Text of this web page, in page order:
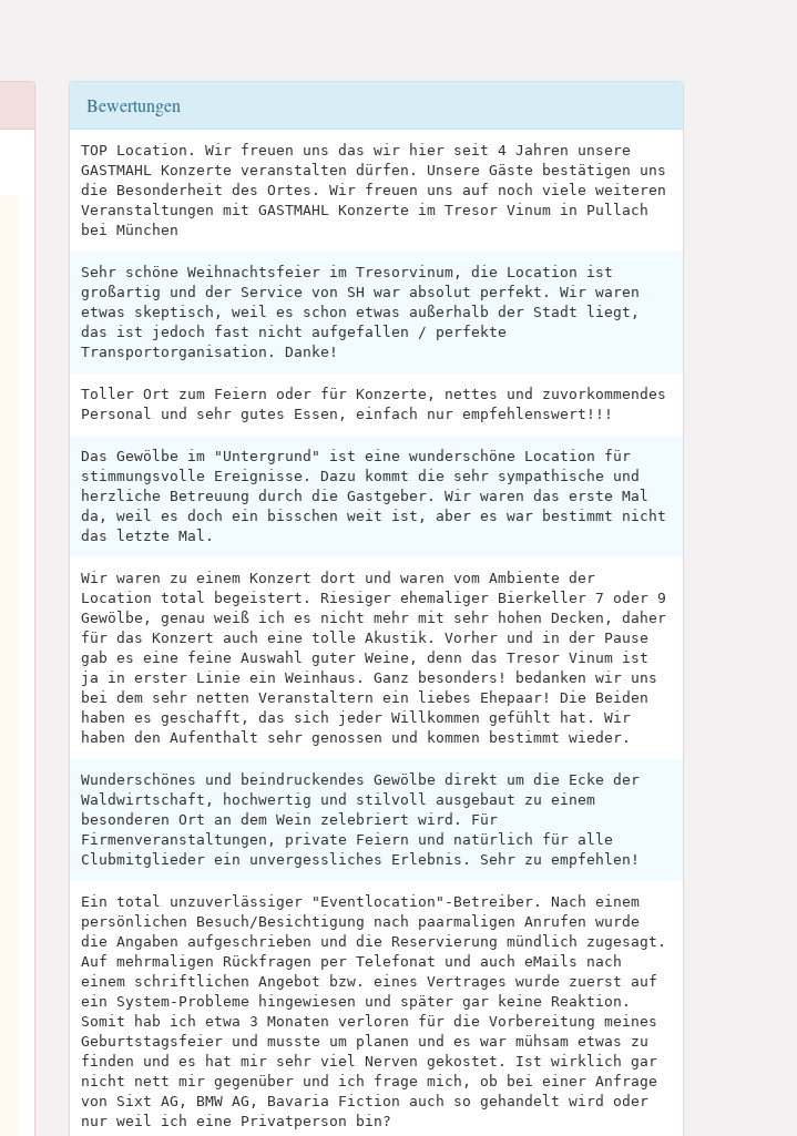
Bewertungen
TOP Location. Wir freuen uns das wir hier seit 4 Jahren unsere
GASTMAHL Konzerte veranstalten dürfen. Unsere Gäste bestätigen uns
die Besonderheit des Ortes. Wir freuen uns auf noch viele weiteren
Veranstaltungen mit GASTMAHL Konzerte im Tresor Vinum in Pullach
bei München
Sehr schöne Weihnachtsfeier im Tresorvinum, die Location ist
großartig und der Service von SH war absolut perfekt. Wir waren
etwas skeptisch, weil es schon etwas außerhalb der Stadt liegt,
das ist jedoch fast nicht aufgefallen / perfekte
Transportorganisation. Danke!
Toller Ort zum Feiern oder für Konzerte, nettes und zuvorkommendes
Personal und sehr gutes Essen, einfach nur empfehlenswert!!!
Das Gewölbe im "Untergrund" ist eine wunderschöne Location für
stimmungsvolle Ereignisse. Dazu kommt die sehr sympathische und
herzliche Betreuung durch die Gastgeber. Wir waren das erste Mal
da, weil es doch ein bisschen weit ist, aber es war bestimmt nicht
das letzte Mal.
Wir waren zu einem Konzert dort und waren vom Ambiente der
Location total begeistert. Riesiger ehemaliger Bierkeller 7 oder 9
Gewölbe, genau weiß ich es nicht mehr mit sehr hohen Decken, daher
für das Konzert auch eine tolle Akustik. Vorher und in der Pause
gab es eine feine Auswahl guter Weine, denn das Tresor Vinum ist
ja in erster Linie ein Weinhaus. Ganz besonders! bedanken wir uns
bei dem sehr netten Veranstaltern ein liebes Ehepaar! Die Beiden
haben es geschafft, das sich jeder Willkommen gefühlt hat. Wir
haben den Aufenthalt sehr genossen und kommen bestimmt wieder.
Wunderschönes und beindruckendes Gewölbe direkt um die Ecke der
Waldwirtschaft, hochwertig und stilvoll ausgebaut zu einem
besonderen Ort an dem Wein zelebriert wird. Für
Firmenveranstaltungen, private Feiern und natürlich für alle
Clubmitglieder ein unvergessliches Erlebnis. Sehr zu empfehlen!
Ein total unzuverlässiger "Eventlocation"-Betreiber. Nach einem
persönlichen Besuch/Besichtigung nach paarmaligen Anrufen wurde
die Angaben aufgeschrieben und die Reservierung mündlich zugesagt.
Auf mehrmaligen Rückfragen per Telefonat und auch eMails nach
einem schriftlichen Angebot bzw. eines Vertrages wurde zuerst auf
ein System-Probleme hingewiesen und später gar keine Reaktion.
Somit hab ich etwa 3 Monaten verloren für die Vorbereitung meines
Geburtstagsfeier und musste um planen und es war mühsam etwas zu
finden und es hat mir sehr viel Nerven gekostet. Ist wirklich gar
nicht nett mir gegenüber und ich frage mich, ob bei einer Anfrage
von Sixt AG, BMW AG, Bavaria Fiction auch so gehandelt wird oder
nur weil ich eine Privatperson bin?